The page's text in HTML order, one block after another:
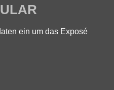
ein um das Exposé